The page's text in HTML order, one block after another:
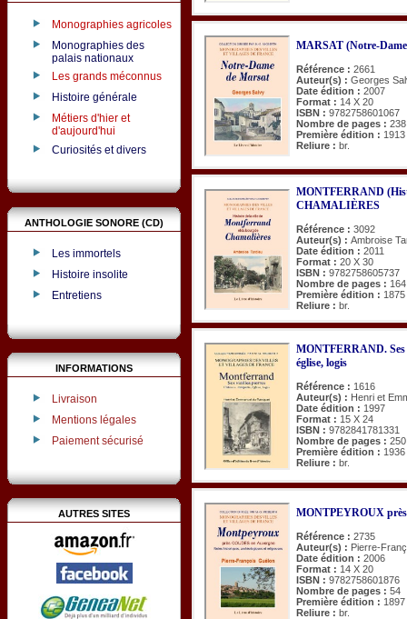
Monographies agricoles
Monographies des
palais nationaux
Les grands méconnus
Histoire générale
Métiers d'hier et
d'aujourd'hui
Curiosités et divers
ANTHOLOGIE SONORE (CD)
Les immortels
Histoire insolite
Entretiens
INFORMATIONS
Livraison
Mentions légales
Paiement sécurisé
AUTRES SITES
MARSAT (Notre-
Référence : 2661
Auteur(s) : Georges
Date édition : 2007
Format : 14 X 20
ISBN : 9782758601067
Nombre de pages : 238
Première édition : 1913
Reliure : br.
MONTFERRAND
CHAMALIÈRES
Référence : 3092
Auteur(s) : Ambroise
Date édition : 2011
Format : 20 X 30
ISBN : 9782758605737
Nombre de pages : 164
Première édition : 1875
Reliure : br.
MONTFERRAND. Ses
église, logis
Référence : 1616
Auteur(s) : Henri et
Date édition : 1997
Format : 15 X 24
ISBN : 9782841781331
Nombre de pages : 250
Première édition : 1936
Reliure : br.
MONTPEYROUX
Référence : 2735
Auteur(s) : Pierre-
Date édition : 2006
Format : 14 X 20
ISBN : 9782758601876
Nombre de pages : 54
Première édition : 1897
Reliure : br.